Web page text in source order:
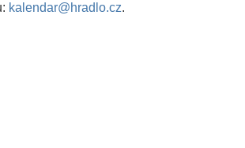
kalendar@hradlo.cz.